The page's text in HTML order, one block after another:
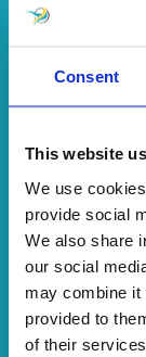
Consent
This website
We use
provide social
We also share
our social
may combine it
provided to
of their services.
USUARIOS